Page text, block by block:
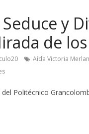
y
de
Aída Victoria
Politécnico